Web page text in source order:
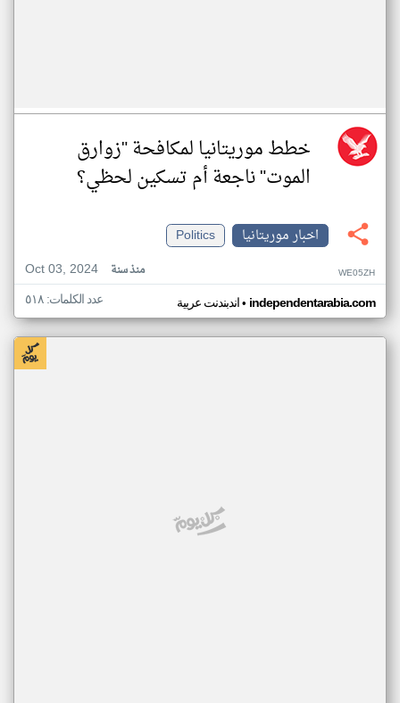
خطط موريتانيا لمكافحة "زوارق
الموت" ناجعة أم تسكين لحظي؟
اخبار موريتانيا
Politics
Oct 03, 2024
منذ سنة WE05ZH
اندبندنت عربية• independentarabia.com عدد الكلمات: ٥١٨